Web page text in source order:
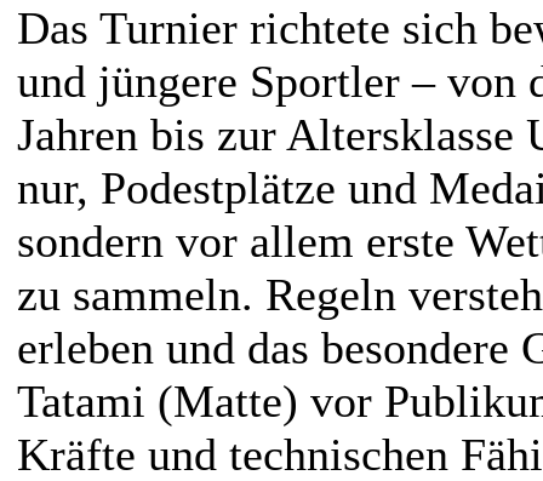
Das Turnier richtete sich
und jüngere Sportler – von
Jahren bis zur Altersklasse
nur, Podestplätze und
sondern vor allem erste
zu sammeln. Regeln
erleben und das besondere
Tatami (Matte) vor
Kräfte und technischen